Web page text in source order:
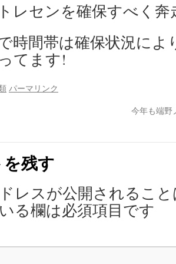
レセンを確保すべく
時間帯は確保状況によ
てます!
パーマリンク
今年も端野
残す
レスが公開されるこ
る欄は必須項目です